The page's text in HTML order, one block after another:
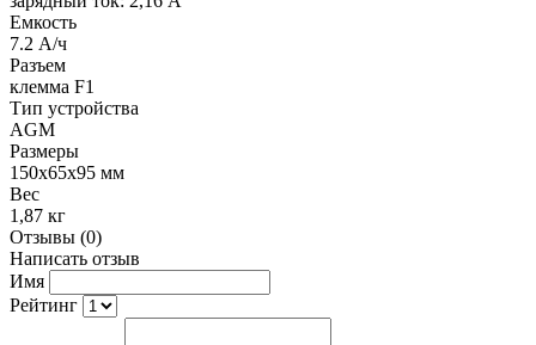
Емкость
7.2 А/ч
Разъем
клемма F1
Тип устройства
AGM
Размеры
150x65x95 мм
Вес
1,87 кг
Отзывы (0)
Написать отзыв
Имя
Рейтинг